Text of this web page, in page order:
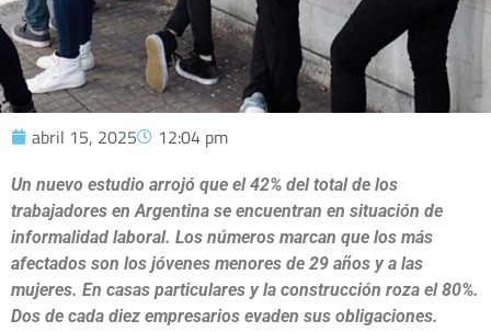
abril 15, 2025 12:04 pm
Un nuevo estudio arrojó que el 42% del total de los
trabajadores en Argentina se encuentran en situación de
informalidad laboral. Los números marcan que los más
afectados son los jóvenes menores de 29 años y a las
mujeres. En casas particulares y la construcción roza el 80%.
Dos de cada diez empresarios evaden sus obligaciones.